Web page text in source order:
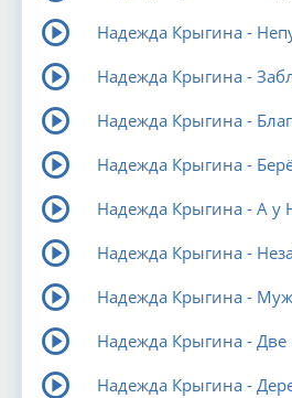
Надежда Крыгина -
Надежда Крыгина -
Надежда Крыгина -
Надежда Крыгина -
Надежда Крыгина - А у
Надежда Крыгина -
Надежда Крыгина -
Надежда Крыгина -
Надежда Крыгина -